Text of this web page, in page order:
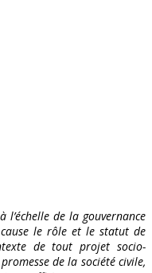
de la gouvernance
le rôle et le statut de
de tout projet socio-
de la société civile,